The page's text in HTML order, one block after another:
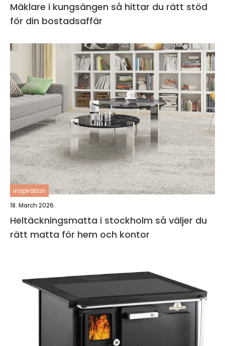
Mäklare i kungsängen så hittar du rätt stöd
för din bostadsaffär
inspiration
18. March 2026
Heltäckningsmatta i stockholm så väljer du
rätt matta för hem och kontor